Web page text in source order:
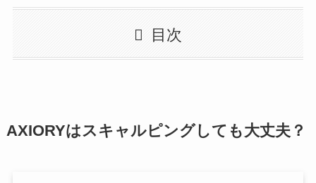
目次
AXIORYはスキャルピングしても大丈夫？